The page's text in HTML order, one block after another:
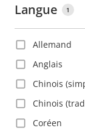
Bahamas
Bahreïn
Belgique
Langue 1
Allemand
Anglais
Chinois
Chinois
Coréen